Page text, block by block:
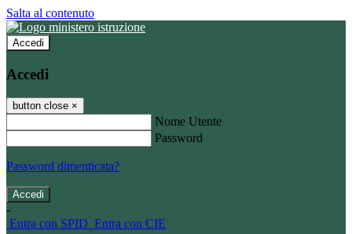
Salta al contenuto
Accedi
Accedi
button close ×
Nome Utente
Password
Password dimenticata?
-
Entra con SPID Entra con CIE